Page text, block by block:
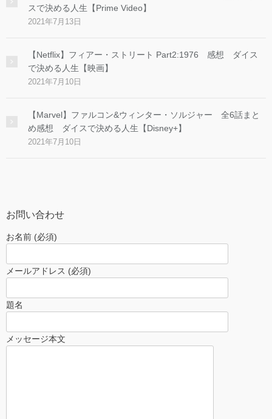
スで決める人生【Prime Video】
2021年7月13日
【Netflix】フィアー・ストリート Part2:1976 感想 ダイス
で決める人生【映画】
2021年7月10日
【Marvel】ファルコン&ウィンター・ソルジャー 全6話まと
め感想 ダイスで決める人生【Disney+】
2021年7月10日
お問い合わせ
お名前 (必須)
メールアドレス (必須)
題名
メッセージ本文